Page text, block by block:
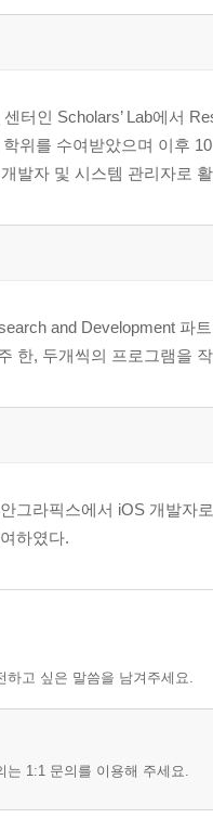
터인 Scholars’ Lab에서
위를 수여받았으며 이후
발자 및 시스템 관리자로
and Development
한, 두개씩의 프로그램을
그라픽스에서 iOS 개발자
하였다.
하고 싶은 말씀을 남겨주세요.
는 1:1 문의를 이용해 주세요.